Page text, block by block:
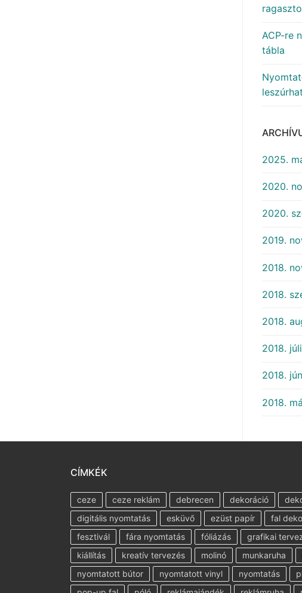
ACP-re
tábla
2025.
2020.
2020.
2019.
2018.
2018.
2018.
2018.
2018.
2018.
CÍMKÉK
ceze ceze reklám debrecen dekoráció
digitális nyomtatás
esküvő ezüst papír fal
fesztivál
fára nyomtatás fóliázás grafikai
kiállítás
kreatív tervezés molinó munkaruha
nyomtatott bútor
nyomtatott vinyl nyomtatás